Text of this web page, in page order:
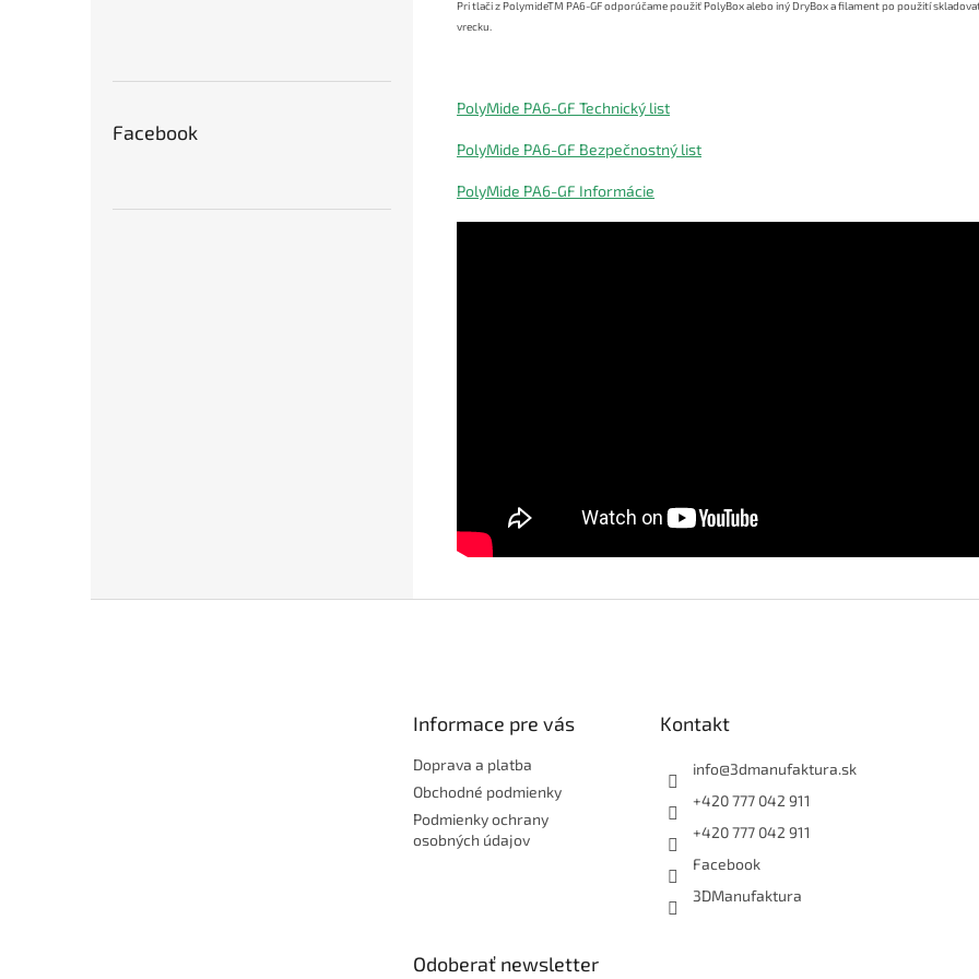
Facebook
Pri tlači z PolymideTM PA6-GF odporúčame použiť PolyBox alebo iný DryBox a filament po použití
vrecku.
PolyMide PA6-GF Technický list
PolyMide PA6-GF Bezpečnostný list
PolyMide PA6-GF Informácie
Informace pre vás
Doprava a platba
Obchodné podmienky
Podmienky ochrany
osobných údajov
Kontakt
info@3dmanufaktura.sk
+420 777 042 911
+420 777 042 911
Facebook
3DManufaktura
Odoberať newsletter